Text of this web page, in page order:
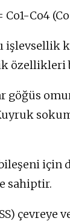
Co4
işlevsellik
için
sahiptir.
çevreye